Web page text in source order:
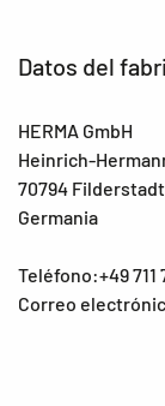
Datos del
HERMA GmbH
Heinrich-
70794 Filderstadt
Germania
Teléfono:+49 711
Correo